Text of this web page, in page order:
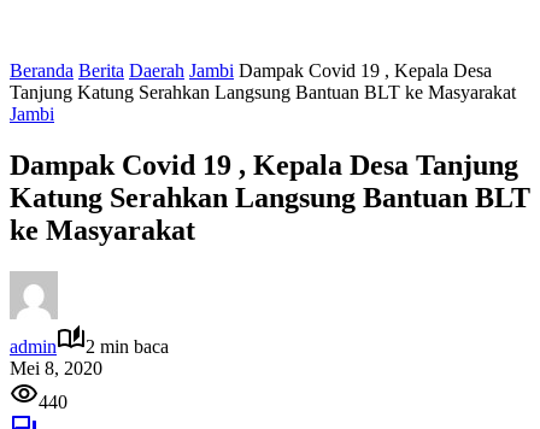
Beranda Berita Daerah Jambi Dampak Covid 19 , Kepala Desa
Tanjung Katung Serahkan Langsung Bantuan BLT ke Masyarakat
Jambi
Dampak Covid 19 , Kepala Desa Tanjung
Katung Serahkan Langsung Bantuan BLT
ke Masyarakat
admin
2 min baca
Mei 8, 2020
440